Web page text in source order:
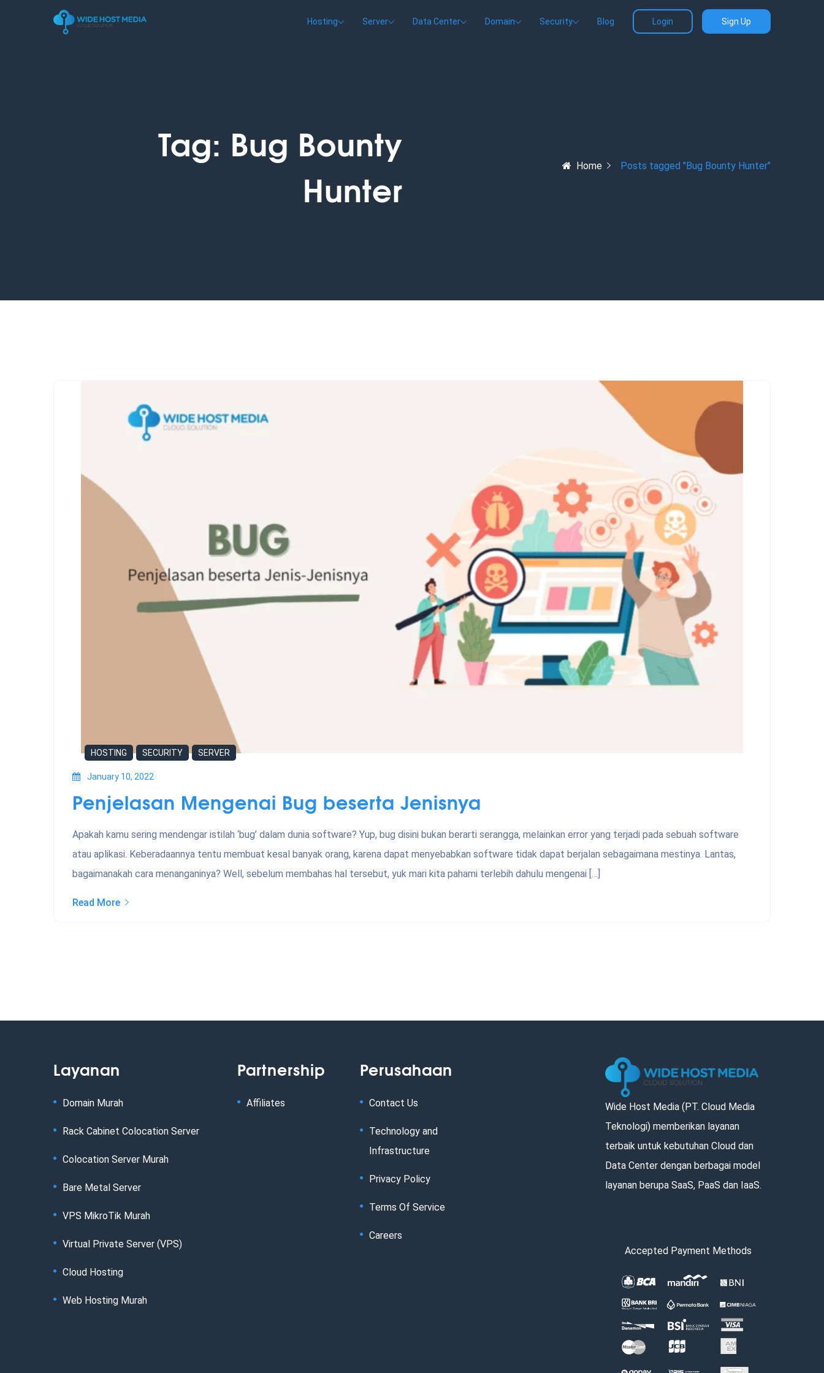
Hosting Server Data Center Domain Security Blog Login Sign Up
Tag: Bug Bounty
Hunter
Home Posts tagged "Bug Bounty Hunter"
HOSTING SECURITY SERVER
January 10, 2022
Penjelasan Mengenai Bug beserta Jenisnya
Apakah kamu sering mendengar istilah ‘bug’ dalam dunia software? Yup, bug disini bukan berarti serangga, melainkan error yang terjadi pada sebuah software
atau aplikasi. Keberadaannya tentu membuat kesal banyak orang, karena dapat menyebabkan software tidak dapat berjalan sebagaimana mestinya. Lantas,
bagaimanakah cara menanganinya? Well, sebelum membahas hal tersebut, yuk mari kita pahami terlebih dahulu mengenai […]
Read More
Layanan
Domain Murah
Rack Cabinet Colocation Server
Colocation Server Murah
Bare Metal Server
VPS MikroTik Murah
Virtual Private Server (VPS)
Cloud Hosting
Web Hosting Murah
Partnership
Affiliates
Perusahaan
Contact Us
Technology and
Infrastructure
Privacy Policy
Terms Of Service
Careers
Wide Host Media (PT. Cloud Media
Teknologi) memberikan layanan
terbaik untuk kebutuhan Cloud dan
Data Center dengan berbagai model
layanan berupa SaaS, PaaS dan IaaS.
Accepted Payment Methods